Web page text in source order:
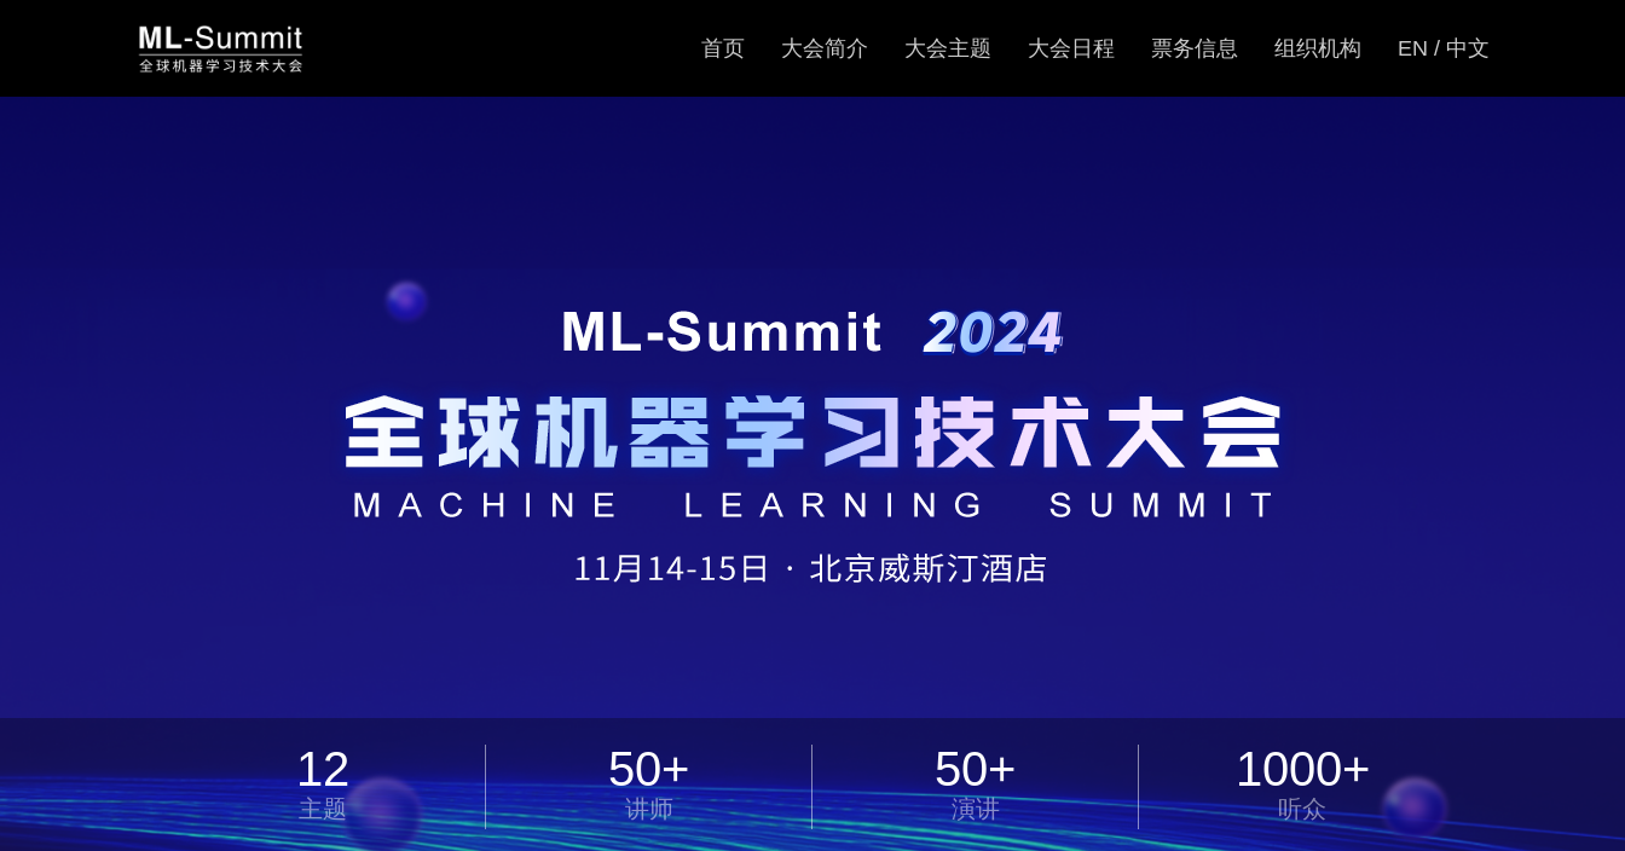
12
主题
50+
讲师
50+
演讲
1000+
听众
首页 大会简介 大会主题 大会日程 票务信息 组织机构 EN / 中文